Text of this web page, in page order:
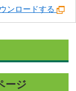
ンロードする
ージ